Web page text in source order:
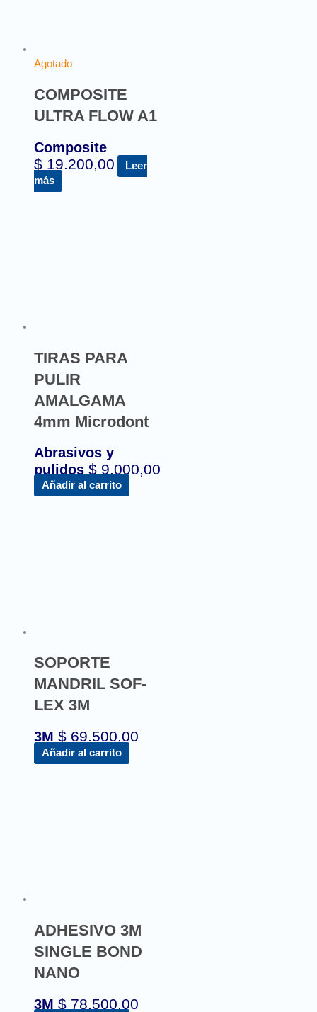
Agotado
COMPOSITE
ULTRA FLOW A1
Composite
$ 19.200,00
Leer
más
TIRAS PARA
PULIR
AMALGAMA
4mm Microdont
Abrasivos y
pulidos $ 9.000,00
Añadir al carrito
SOPORTE
MANDRIL SOF-
LEX 3M
3M $ 69.500,00
Añadir al carrito
ADHESIVO 3M
SINGLE BOND
NANO
3M $ 78.500,00